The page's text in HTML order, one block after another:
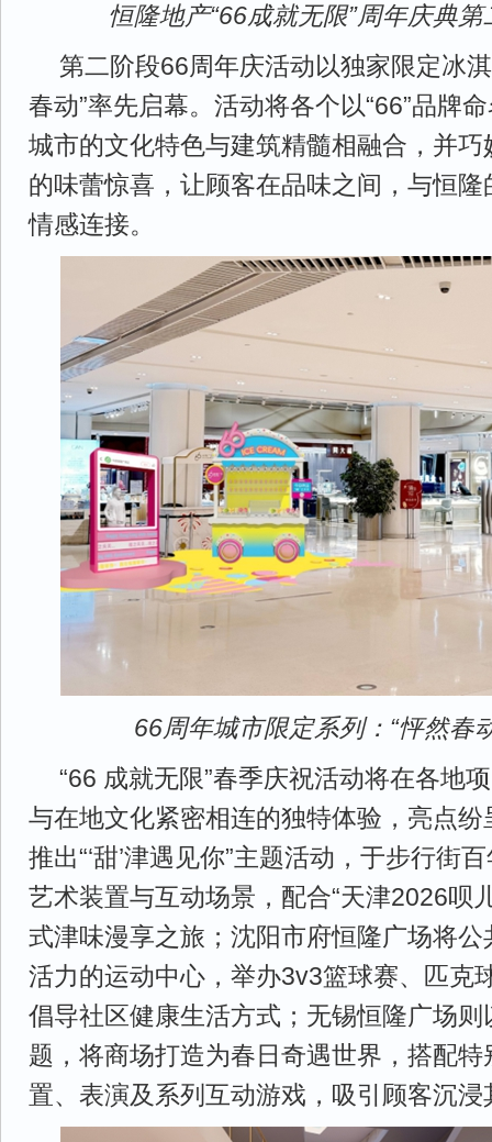
恒隆地产“66成就无限”周年庆典
第二阶段66周年庆活动以独家限定冰
春动”率先启幕。活动将各个以“66”品牌
城市的文化特色与建筑精髓相融合，并
的味蕾惊喜，让顾客在品味之间，与恒
情感连接。
66周年城市限定系列：“怦然春
“66 成就无限”春季庆祝活动将在各地
与在地文化紧密相连的独特体验，亮点
推出“‘甜’津遇见你”主题活动，于步行街
艺术装置与互动场景，配合“天津2026呗
式津味漫享之旅；沈阳市府恒隆广场将
活力的运动中心，举办3v3篮球赛、匹克
倡导社区健康生活方式；无锡恒隆广场则
题，将商场打造为春日奇遇世界，搭配
置、表演及系列互动游戏，吸引顾客沉浸